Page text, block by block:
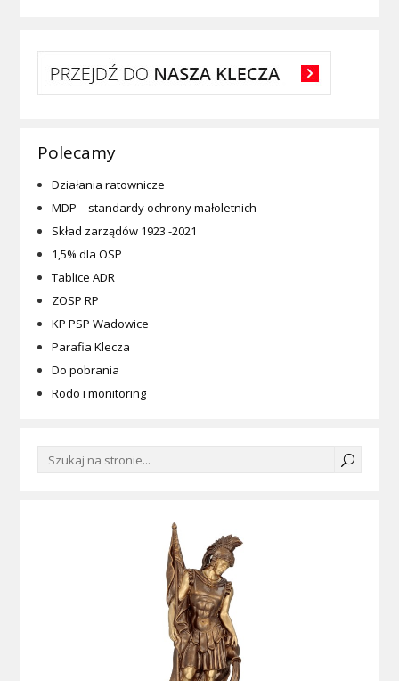
Polecamy
Działania ratownicze
MDP – standardy ochrony małoletnich
Skład zarządów 1923 -2021
1,5% dla OSP
Tablice ADR
ZOSP RP
KP PSP Wadowice
Parafia Klecza
Do pobrania
Rodo i monitoring